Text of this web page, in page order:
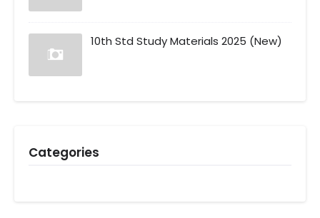
10th Std Study Materials 2025 (New)
Categories